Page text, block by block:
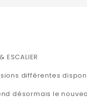
ESCALIER
différentes
désormais le